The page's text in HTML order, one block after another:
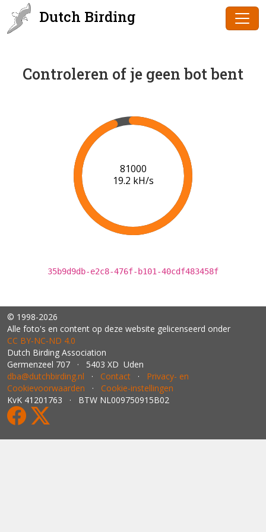
Dutch Birding
Controleren of je geen bot bent
83000
19.3 kH/s
35b9d9db-e2c8-476f-b101-40cdf483458f
© 1998-2026
Alle foto's en content op deze website gelicenseerd onder
CC BY‑NC‑ND 4.0
Dutch Birding Association
Germenzeel 707 · 5403 XD Uden
dba@dutchbirding.nl · Contact · Privacy- en
Cookievoorwaarden · Cookie-instellingen
KvK 41201763 · BTW NL009750915B02